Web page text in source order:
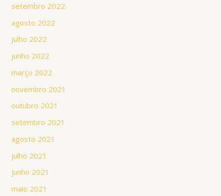
setembro 2022
agosto 2022
julho 2022
junho 2022
março 2022
novembro 2021
outubro 2021
setembro 2021
agosto 2021
julho 2021
junho 2021
maio 2021